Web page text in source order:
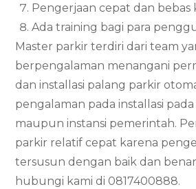
Pengerjaan cepat dan bebas
Ada training bagi para
Master parkir terdiri dari team
berpengalaman menangani
dan installasi palang parkir
pengalaman pada installasi pada
maupun instansi pemerintah.
parkir relatif cepat karena
tersusun dengan baik dan
hubungi kami di 0817400888.